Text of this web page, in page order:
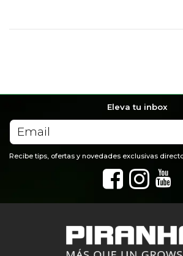
Eleva tu inbox
Recibe tips, ofertas y novedades exclusivas